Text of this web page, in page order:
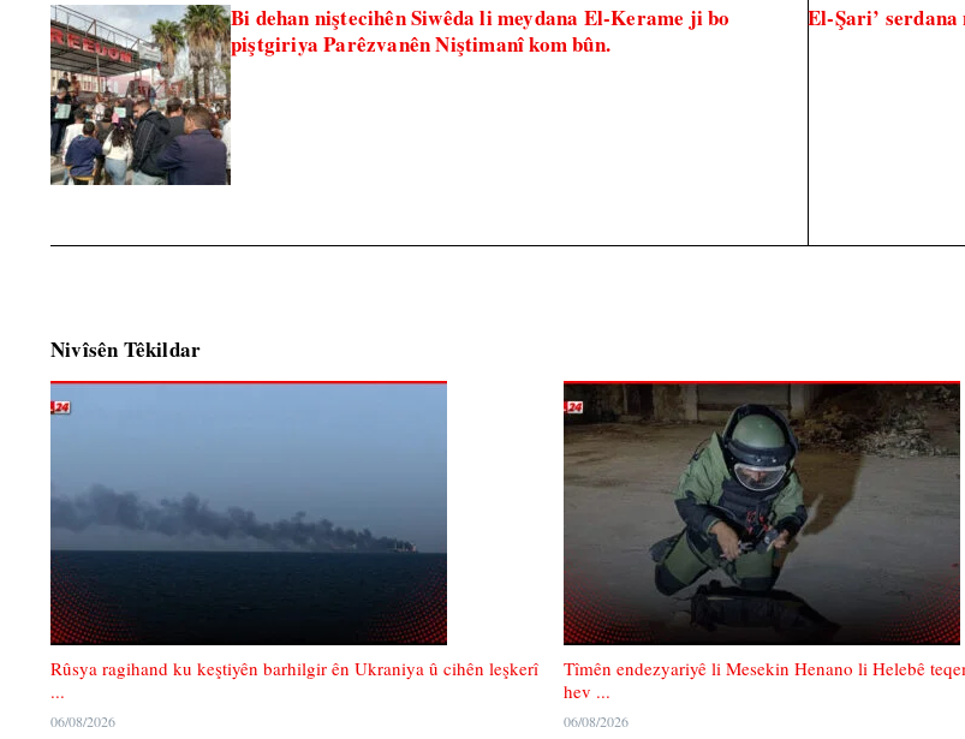
Bi dehan niştecihên Siwêda li meydana El-Kerame ji bo
piştgiriya Parêzvanên Niştimanî kom bûn.
El-Şari’
Nivîsên Têkildar
Rûsya ragihand ku keştiyên barhilgir ên Ukraniya û cihên leşkerî
...
06/08/2026
Tîmên endezyariyê li Mesekin Henano li Helebê
hev ...
06/08/2026